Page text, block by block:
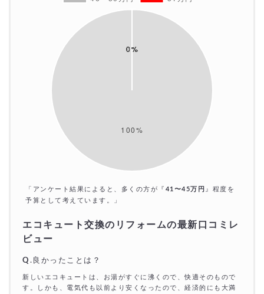
「アンケート結果によると、多くの方が『 41〜45万円 』程度を
予算として考えています。」
エコキュート交換のリフォームの最新口コミレ
ビュー
Q .良かったことは？
新しいエコキュートは、お湯がすぐに沸くので、快適そのもので
す。しかも、電気代も以前より安くなったので、経済的にも大満